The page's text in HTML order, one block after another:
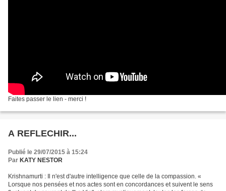
Faites passer le lien - merci !
A REFLECHIR...
Publié le 29/07/2015 à 15:24
Par KATY NESTOR
Krishnamurti : Il n'est d'autre intelligence que celle de la compassion. «
Lorsque nos pensées et nos actes sont en concordances et suivent le sens